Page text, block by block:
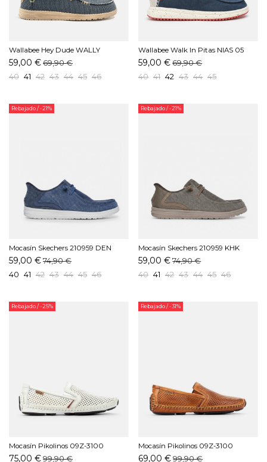
Wallabee Hey Dude WALLY
BRAIDED Marino
59,00 €69,90 €
40 41 42 43 44 45 46
Wallabee Walk In Pitas NIAS 05
Marino
59,00 € 69,90 €
40 41 42 43 44 45
Rebajado/ -21%
Mocasín Skechers 210959 DEN
Azul
59,00 €74,90 €
40 41 42 43 44 45 46
Rebajado/ -21%
Mocasín Skechers 210959 KHK
Khaki
59,00 € 74,90 €
40 41 42 43 44 45 46
Rebajado/ -25%
Mocasín Pikolinos 09Z-3100
Blanco
75,00 €99,90 €
Rebajado/ -31%
Mocasín Pikolinos 09Z-3100
Brandy
69,00 € 99,90 €